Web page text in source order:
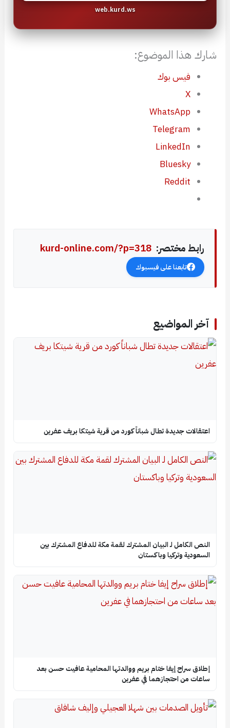
web.kurd.ws
شارك هذا الموضوع:
فيس بوك
X
WhatsApp
Telegram
LinkedIn
Bluesky
Reddit
رابط مختصر: kurd-online.com/?p=318
تابعنا على فيسبوك
آخر المواضيع
اعتقالات جديدة تطال شباناً كورد من قرية شيتكا بريف عفرين
النص الكامل لـ البيان المشترك لقمة مكة للدفاع المشترك بين
السعودية وتركيا وباكستان
إطلاق سراح إيفا ختام بريم ووالدتها المحامية عافيت حسن بعد
ساعات من احتجازهما في عفرين